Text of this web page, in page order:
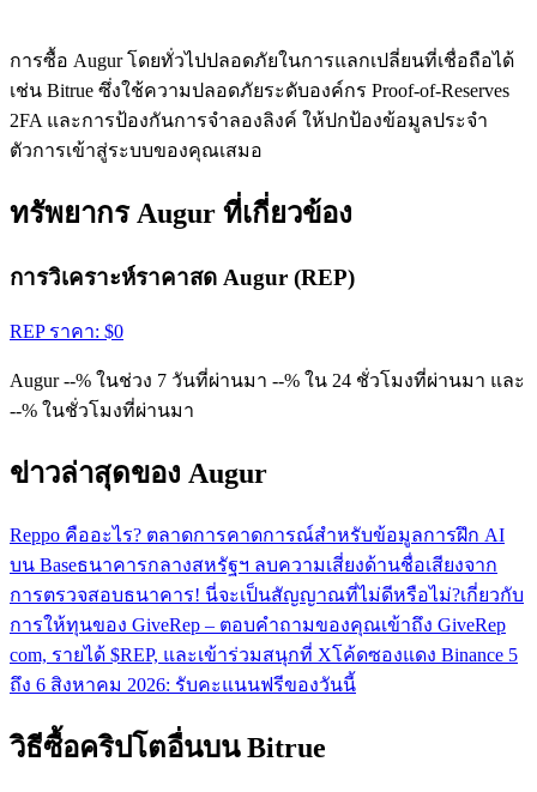
การซื้อ Augur โดยทั่วไปปลอดภัยในการแลกเปลี่ยนที่เชื่อถือได้
เช่น Bitrue ซึ่งใช้ความปลอดภัยระดับองค์กร Proof-of-Reserves
2FA และการป้องกันการจำลองลิงค์ ให้ปกป้องข้อมูลประจำ
ตัวการเข้าสู่ระบบของคุณเสมอ
ทรัพยากร Augur ที่เกี่ยวข้อง
การวิเคราะห์ราคาสด Augur (REP)
REP ราคา: $0
Augur --% ในช่วง 7 วันที่ผ่านมา --% ใน 24 ชั่วโมงที่ผ่านมา และ
--% ในชั่วโมงที่ผ่านมา
ข่าวล่าสุดของ Augur
Reppo คืออะไร? ตลาดการคาดการณ์สำหรับข้อมูลการฝึก AI
บน Baseธนาคารกลางสหรัฐฯ ลบความเสี่ยงด้านชื่อเสียงจาก
การตรวจสอบธนาคาร! นี่จะเป็นสัญญาณที่ไม่ดีหรือไม่?เกี่ยวกับ
การให้ทุนของ GiveRep – ตอบคำถามของคุณเข้าถึง GiveRep
com, รายได้ $REP, และเข้าร่วมสนุกที่ Xโค้ดซองแดง Binance 5
ถึง 6 สิงหาคม 2026: รับคะแนนฟรีของวันนี้
วิธีซื้อคริปโตอื่นบน Bitrue